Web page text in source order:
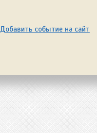
Добавить событие на сайт